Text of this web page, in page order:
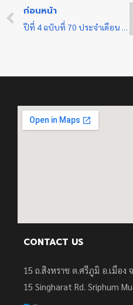
ก่อนหน้า
ปีที่ 4 ฉบับที่ 70 ประจำเดือน ธันวาคม 2566
CONTACT US
15 ถ.สิงหราช ต.ศรีภูมิ อ.เมือง
15 Singharat Rd. Sriphum